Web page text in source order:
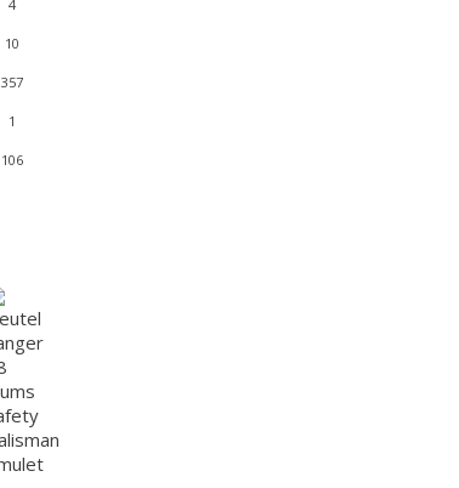
4
10
357
1
106